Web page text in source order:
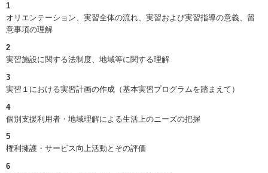
1
オリエンテーション、実習全体の流れ、実習および実習指導の意義、留
意事項の理解
2
実習施設に関する法制度、地域等に関する理解
3
実習１における実習計画の作成（基本実習プログラムを踏まえて）
4
個別支援利用者・地域理解による生活上のニーズの把握
5
権利擁護・サービス向上活動とその評価
6